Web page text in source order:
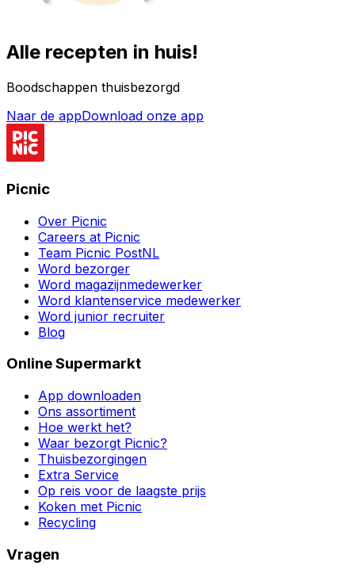
Alle recepten in huis!
Boodschappen thuisbezorgd
Naar de appDownload onze app
Picnic
Over Picnic
Careers at Picnic
Team Picnic PostNL
Word bezorger
Word magazijnmedewerker
Word klantenservice medewerker
Word junior recruiter
Blog
Online Supermarkt
App downloaden
Ons assortiment
Hoe werkt het?
Waar bezorgt Picnic?
Thuisbezorgingen
Extra Service
Op reis voor de laagste prijs
Koken met Picnic
Recycling
Vragen